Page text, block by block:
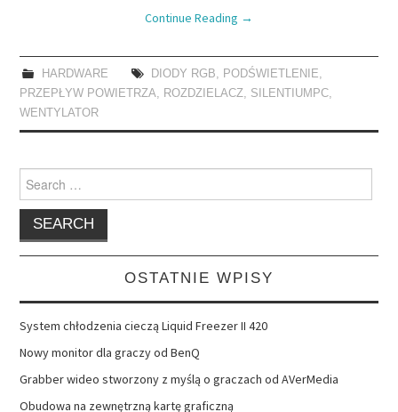
Continue Reading →
HARDWARE DIODY RGB, PODŚWIETLENIE,
PRZEPŁYW POWIETRZA, ROZDZIELACZ, SILENTIUMPC,
WENTYLATOR
Search
for:
OSTATNIE WPISY
System chłodzenia cieczą Liquid Freezer II 420
Nowy monitor dla graczy od BenQ
Grabber wideo stworzony z myślą o graczach od AVerMedia
Obudowa na zewnętrzną kartę graficzną